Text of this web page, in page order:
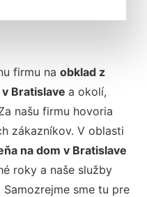
firmu na obklad z
Bratislave a okolí,
našu firmu hovoria
zákazníkov. V oblasti
na dom v Bratislave
roky a naše služby
sme tu pre